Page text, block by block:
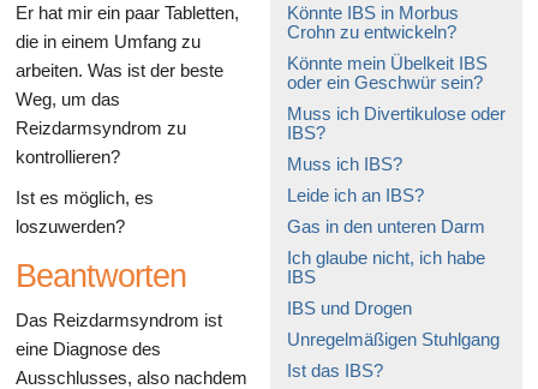
Könnte IBS in Morbus
Crohn zu entwickeln?
Könnte mein Übelkeit IBS
oder ein Geschwür sein?
Muss ich Divertikulose oder
IBS?
Muss ich IBS?
Leide ich an IBS?
Gas in den unteren Darm
Ich glaube nicht, ich habe
IBS
IBS und Drogen
Unregelmäßigen Stuhlgang
Ist das IBS?
Er hat mir ein paar Tabletten,
die in einem Umfang zu
arbeiten. Was ist der beste
Weg, um das
Reizdarmsyndrom zu
kontrollieren?
Ist es möglich, es
loszuwerden?
Beantworten
Das Reizdarmsyndrom ist
eine Diagnose des
Ausschlusses, also nachdem